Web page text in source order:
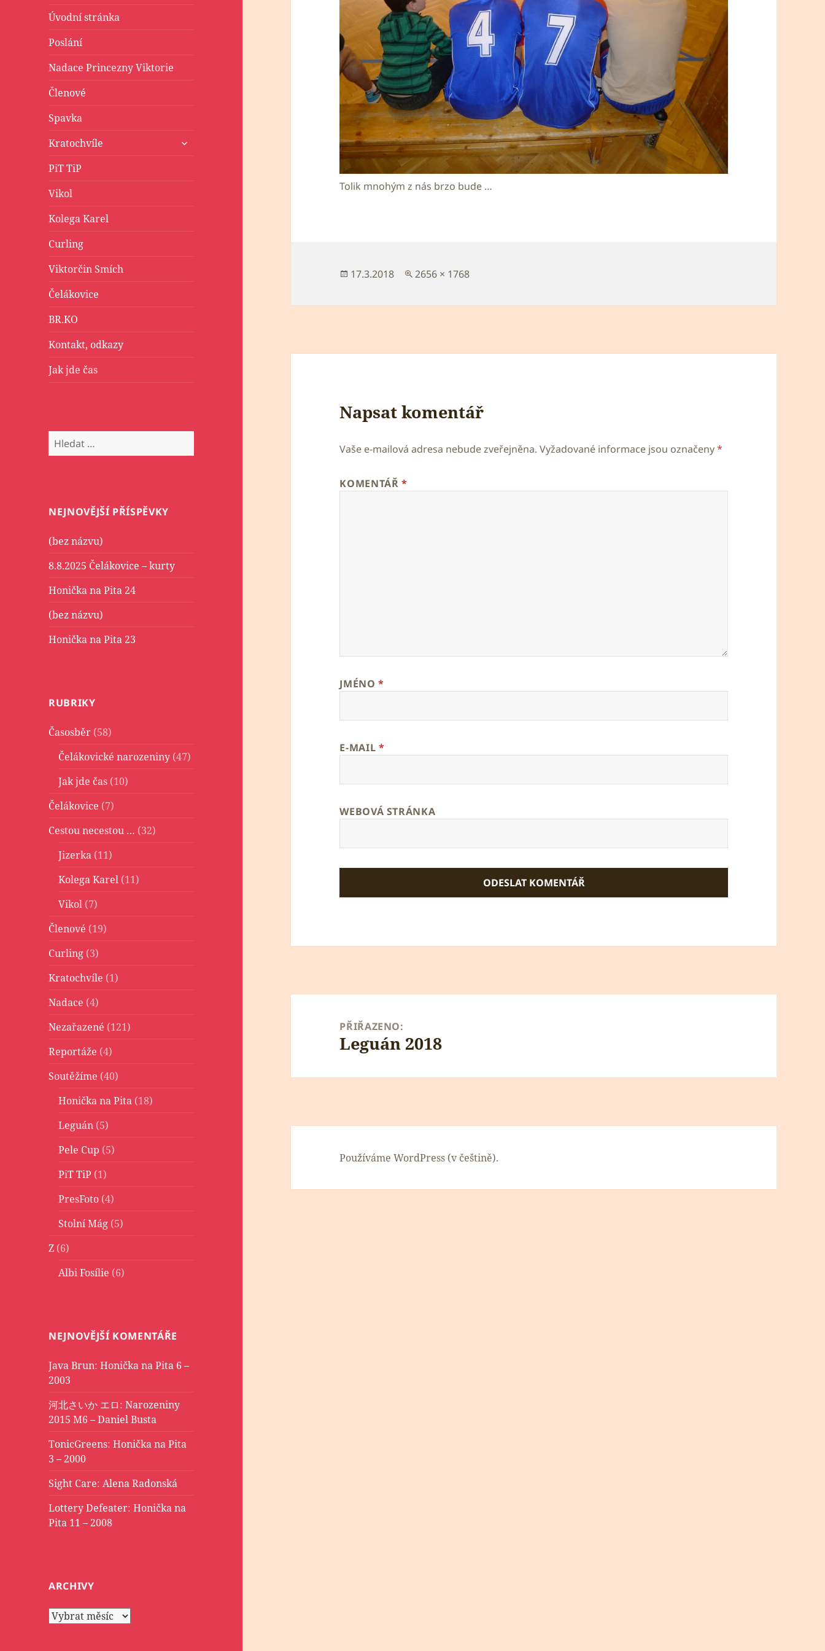
Úvodní stránka
Poslání
Nadace Princezny Viktorie
Členové
Spavka
Kratochvíle
zobrazit
PiT TiP
Vikol
Kolega Karel
Curling
Viktorčin Smích
Čelákovice
BR.KO
Kontakt, odkazy
Jak jde čas
Vyhledávání
NEJNOVĚJŠÍ PŘÍSPĚVKY
(bez názvu)
8.8.2025 Čelákovice – kurty
Honička na Pita 24
(bez názvu)
Honička na Pita 23
RUBRIKY
Časosběr (58)
Čelákovické narozeniny (47)
Jak jde čas (10)
Čelákovice (7)
Cestou necestou … (32)
Jizerka (11)
Kolega Karel (11)
Vikol (7)
Členové (19)
Curling (3)
Kratochvíle (1)
Nadace (4)
Nezařazené (121)
Reportáže (4)
Soutěžíme (40)
Honička na Pita (18)
Leguán (5)
Pele Cup (5)
PiT TiP (1)
PresFoto (4)
Stolní Mág (5)
Z (6)
Albi Fosílie (6)
NEJNOVĚJŠÍ KOMENTÁŘE
Java Brun:Honička na Pita 6 –
2003
河北さいか エロ:Narozeniny
2015 M6 – Daniel Busta
TonicGreens:Honička na Pita
3 – 2000
Sight Care:Alena Radonská
Lottery Defeater:Honička na
Pita 11 – 2008
ARCHIVY
Archivy
Tolik mnohým z nás brzo bude …
Publikováno:
17.3.2018
Původní
2656 × 1768
Napsat komentář
Vaše e-mailová adresa nebude zveřejněna. Vyžadované informace jsou označeny*
KOMENTÁŘ*
JMÉNO*
E-MAIL *
WEBOVÁ STRÁNKA
příspěvek
PŘIŘAZENO:
Leguán 2018
Používáme WordPress (v češtině).